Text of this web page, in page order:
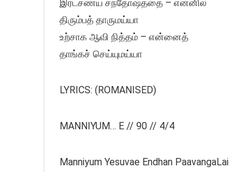
இரட்சண்ய சந்தோஷத்தை – என்னில்
திரும்பத் தாருமய்யா
உற்சாக ஆவி நித்தம் – என்னைத்
தாங்கச் செய்யுமய்யா
LYRICS: (ROMANISED)
MANNIYUM… E // 90 // 4/4
Manniyum Yesuvae Endhan PaavangaLai